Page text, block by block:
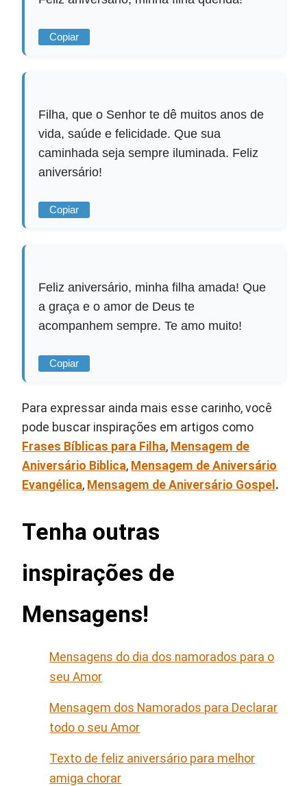
Copiar
Filha, que o Senhor te dê muitos anos de
vida, saúde e felicidade. Que sua
caminhada seja sempre iluminada. Feliz
aniversário!
Copiar
Feliz aniversário, minha filha amada! Que
a graça e o amor de Deus te
acompanhem sempre. Te amo muito!
Copiar
Para expressar ainda mais esse carinho, você
pode buscar inspirações em artigos como
Frases Bíblicas para Filha, Mensagem de
Aniversário Biblica, Mensagem de Aniversário
Evangélica, Mensagem de Aniversário Gospel .
Tenha outras
inspirações de
Mensagens!
Mensagens do dia dos namorados para o
seu Amor
Mensagem dos Namorados para Declarar
todo o seu Amor
Texto de feliz aniversário para melhor
amiga chorar